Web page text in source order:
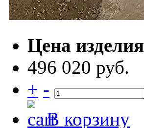
Цена изделия
496 020 руб.
+ -
В корзину